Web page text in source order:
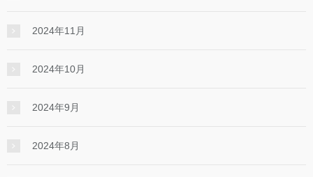
2024年11月
2024年10月
2024年9月
2024年8月